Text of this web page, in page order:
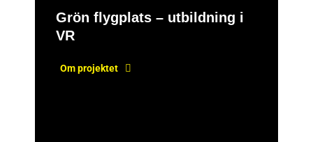
Grön flygplats – utbildning i
VR
Om projektet